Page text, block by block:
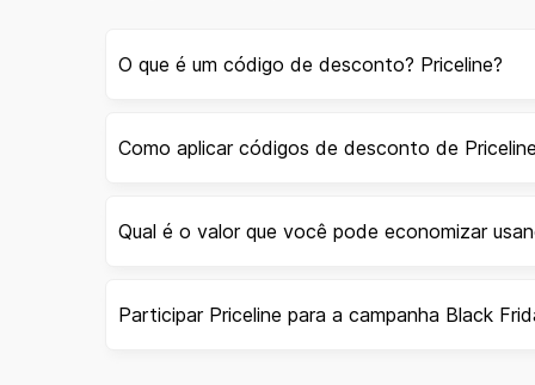
O que é um código de desconto? Priceline?
Como aplicar códigos de desconto de
Qual é o valor que você pode economizar
Participar Priceline para a campanha Black